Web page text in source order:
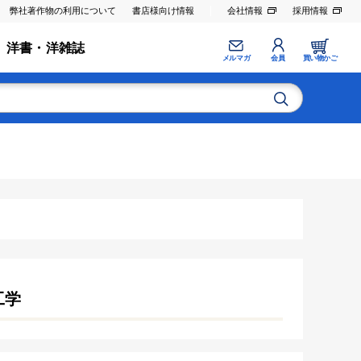
弊社著作物の利用について 書店様向け情報 会社情報 採用情報
洋書・洋雑誌
メルマガ 会員 買い物かご
学